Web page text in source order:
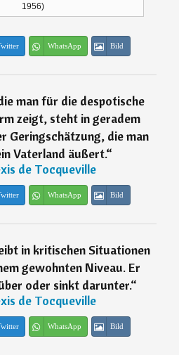
1956)
WhatsApp Bild
man für die despotische
zeigt, steht in geradem
Geringschätzung, die man
Vaterland äußert.“
de Tocqueville
WhatsApp Bild
in kritischen Situationen
gewohnten Niveau. Er
oder sinkt darunter.“
de Tocqueville
WhatsApp Bild